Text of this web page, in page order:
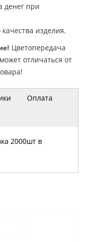
Оплата
2000шт в
денег при
изделия.
Цветопередача
отличаться от